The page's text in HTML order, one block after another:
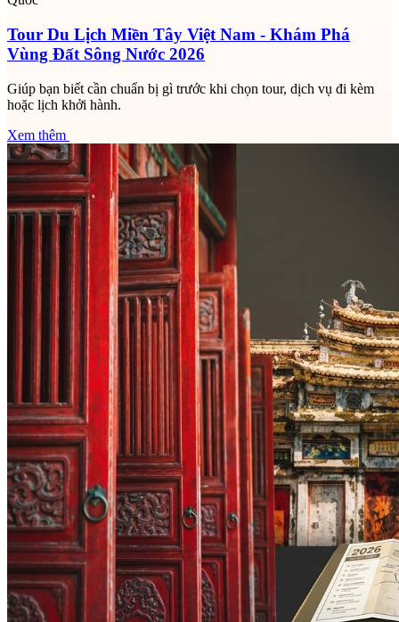
Tour Du Lịch Miền Tây Việt Nam - Khám Phá
Vùng Đất Sông Nước 2026
Giúp bạn biết cần chuẩn bị gì trước khi chọn tour, dịch vụ đi kèm
hoặc lịch khởi hành.
Xem thêm